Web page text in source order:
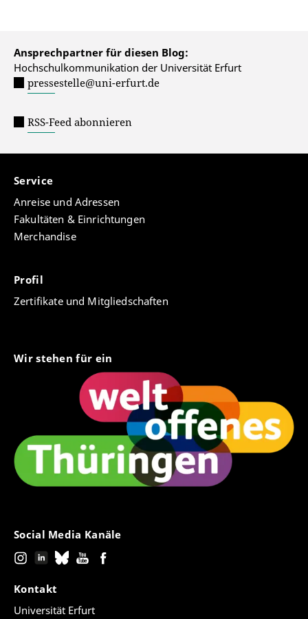
Ansprechpartner für diesen Blog:
Hochschulkommunikation der Universität Erfurt
pressestelle@uni-erfurt.de
RSS-Feed abonnieren
Service
Anreise und Adressen
Fakultäten & Einrichtungen
Merchandise
Profil
Zertifikate und Mitgliedschaften
Wir stehen für ein
Social Media Kanäle
Kontakt
Universität Erfurt